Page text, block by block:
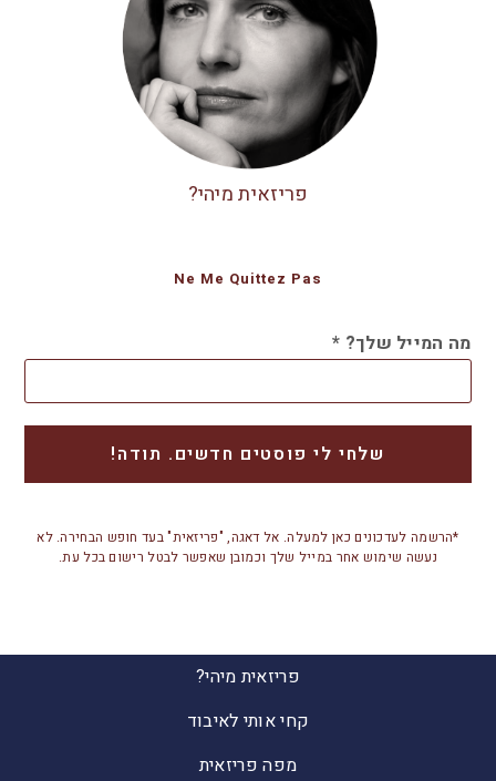
פריזאית מיהי?
Ne Me Quittez Pas
מה המייל שלך? *
*הרשמה לעדכונים כאן למעלה. אל דאגה, "פריזאית" בעד חופש הבחירה. לא
נעשה שימוש אחר במייל שלך וכמובן שאפשר לבטל רישום בכל עת.
פריזאית מיהי?
קחי אותי לאיבוד
מפה פריזאית